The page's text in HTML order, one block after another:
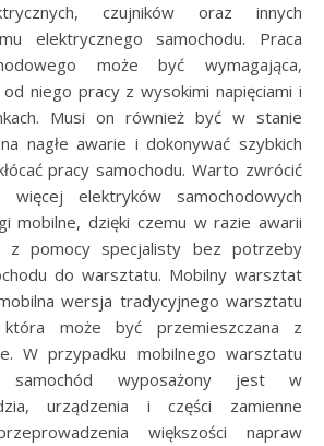
czujników oraz innych
elektrycznego samochodu. Praca
może być wymagająca,
niego pracy z wysokimi napięciami i
Musi on również być w stanie
nagłe awarie i dokonywać szybkich
pracy samochodu. Warto zwrócić
elektryków samochodowych
mobilne, dzięki czemu w razie awarii
z pomocy specjalisty bez potrzeby
do warsztatu. Mobilny warsztat
wersja tradycyjnego warsztatu
która może być przemieszczana z
W przypadku mobilnego warsztatu
samochód wyposażony jest w
urządzenia i części zamienne
większości napraw